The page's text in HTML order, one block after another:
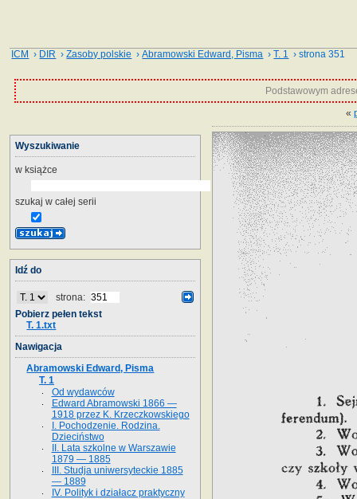
ICM › DIR ›Zasoby polskie ›Abramowski Edward, Pisma ›T. 1 › strona 351
Podstawowym
«
Wyszukiwanie
w książce
szukaj w całej serii
Idź do
strona:
Pobierz pełen tekst
T. 1.txt
Nawigacja
Abramowski Edward, Pisma
T. 1
Od wydawców
Edward Abramowski 1866 —
1918 przez K. Krzeczkowskiego
I. Pochodzenie. Rodzina.
Dzieciństwo
II. Lata szkolne w Warszawie
1879 — 1885
III. Studja uniwersyteckie 1885
— 1889
IV. Polityk i działacz praktyczny